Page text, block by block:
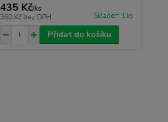
435 Kč/ks
360 Kč bez DPH Skladem 1 ks
Přidat do košíku